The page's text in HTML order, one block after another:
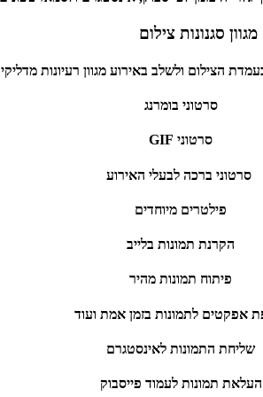
מגוון סגנונות צילום
הצילום ולשלב באירוע מגוון רעיונות
סרטוני בומרנג
סרטוני GIF
סרטוני ברכה לבעלי האירוע
פילטרים מיוחדים
הקרנת תמונות בלייב
פיתוח תמונות מהיר
אפקטים לתמונות בזמן אמת ועוד
שליחת התמונות לאינסטגרם
העלאת תמונות לעמוד פייסבוק